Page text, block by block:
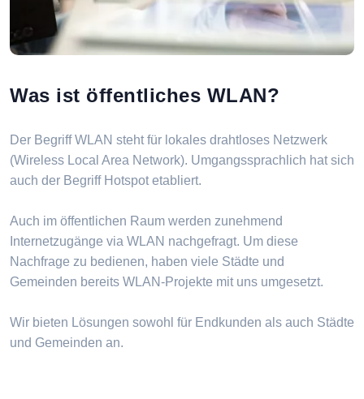
Was ist öffentliches WLAN?
Der Begriff WLAN steht für lokales drahtloses Netzwerk
(Wireless Local Area Network). Umgangssprachlich hat sich
auch der Begriff Hotspot etabliert.
Auch im öffentlichen Raum werden zunehmend
Internetzugänge via WLAN nachgefragt. Um diese
Nachfrage zu bedienen, haben viele Städte und
Gemeinden bereits WLAN-Projekte mit uns umgesetzt.
Wir bieten Lösungen sowohl für Endkunden als auch Städte
und Gemeinden an.